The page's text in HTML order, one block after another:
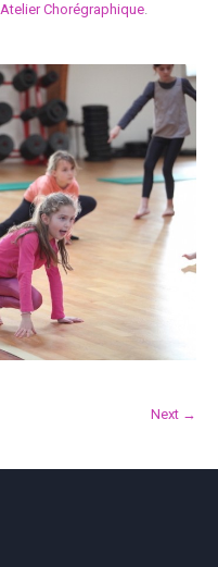
Atelier Chorégraphique.
Next →